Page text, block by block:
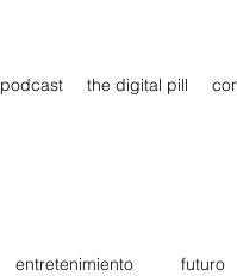
podcast the digital pill
entretenimiento futuro